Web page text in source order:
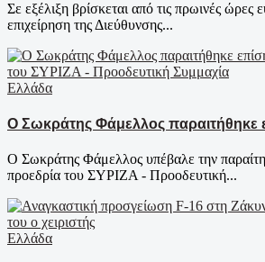
Σε εξέλιξη βρίσκεται από τις πρωινές ώρες
επιχείρηση της Διεύθυνσης...
Ελλάδα
Ο Σωκράτης Φάμελλος παραιτήθηκε
Ο Σωκράτης Φάμελλος υπέβαλε την
προεδρία του ΣΥΡΙΖΑ - Προοδευτική...
Ελλάδα